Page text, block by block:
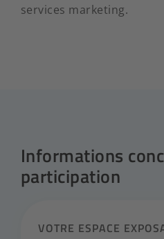
Français
services marketing.
Informations
participation
VOTRE ESPACE